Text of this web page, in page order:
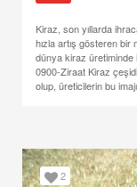
Kiraz, son yıllarda
hızla artış gösteren
dünya kiraz üretiminde
0900-Ziraat Kiraz
olup, üreticilerin bu
2